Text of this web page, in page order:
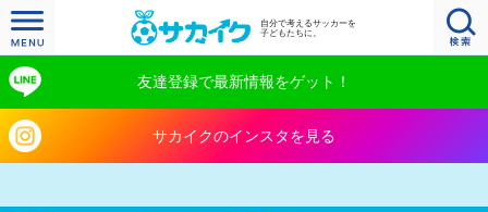
自分で考えるサッカーを
子どもたちに。
友達登録で最新情報をゲット！
サカイクのインスタを見る